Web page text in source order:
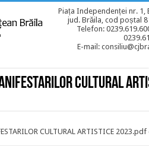
Piața Independenței nr. 1,
jud. Brăila, cod poștal
Telefon:
E-mail:
cultural
CULTURAL ARTISTICE 2023.pdf